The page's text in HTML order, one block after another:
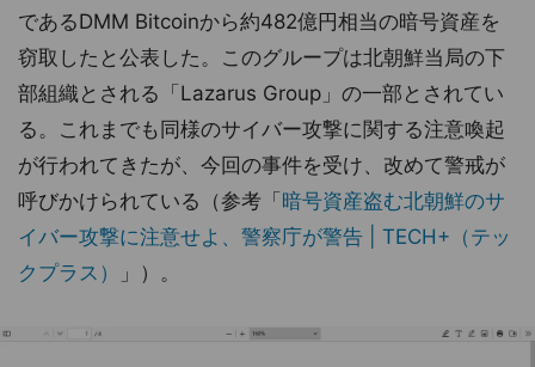
であるDMM Bitcoinから約482億円相当の暗号資産を
窃取したと公表した。このグループは北朝鮮当局の下
部組織とされる「Lazarus Group」の一部とされてい
る。これまでも同様のサイバー攻撃に関する注意喚起
が行われてきたが、今回の事件を受け、改めて警戒が
呼びかけられている（参考「 暗号資産盗む北朝鮮のサ
イバー攻撃に注意せよ、警察庁が警告 | TECH+（テッ
クプラス）
」）。